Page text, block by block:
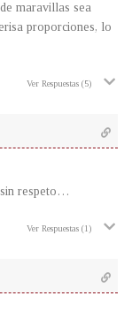
maravillas sea
proporciones, lo
Ver Respuestas (5)
respeto…
Ver Respuestas (1)